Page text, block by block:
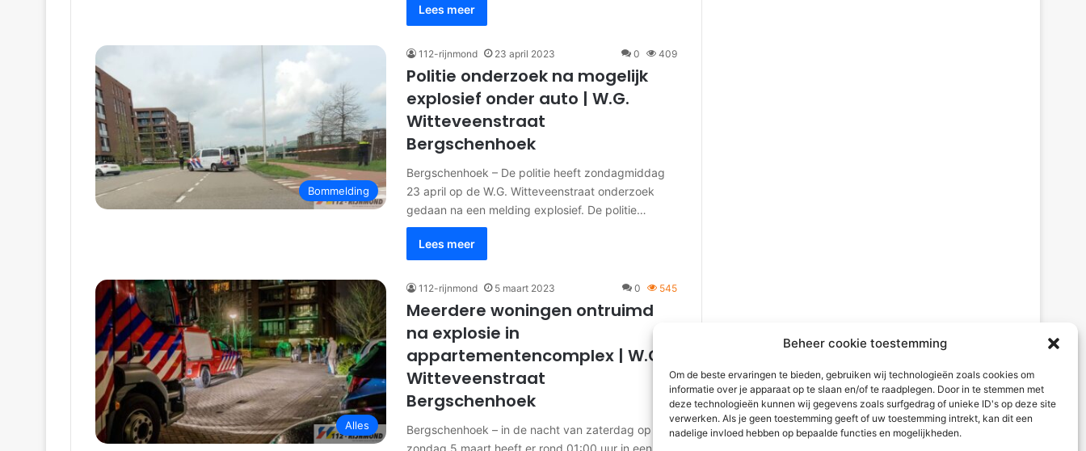
Beheer cookie toestemming
Om de beste ervaringen te bieden, gebruiken wij technologieën zoals cookies om
informatie over je apparaat op te slaan en/of te raadplegen. Door in te stemmen met
deze technologieën kunnen wij gegevens zoals surfgedrag of unieke ID's op deze site
verwerken. Als je geen toestemming geeft of uw toestemming intrekt, kan dit een
nadelige invloed hebben op bepaalde functies en mogelijkheden.
Lees meer
Bommelding
112-rijnmond 23 april 2023 0 409
Politie onderzoek na mogelijk
explosief onder auto | W.G.
Witteveenstraat
Bergschenhoek
Bergschenhoek – De politie heeft zondagmiddag
23 april op de W.G. Witteveenstraat onderzoek
gedaan na een melding explosief. De politie…
Lees meer
Alles
112-rijnmond 5 maart 2023 0 545
Meerdere woningen ontruimd
na explosie in
appartementencomplex | W.G.
Witteveenstraat
Bergschenhoek
Bergschenhoek – in de nacht van zaterdag op
zondag 5 maart heeft er rond 01:00 uur in een